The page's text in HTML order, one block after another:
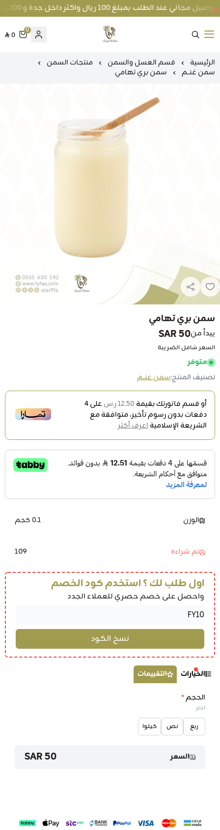
توصيل مجاني عند الطلب بمبلغ 100 ريال واكثر داخل جدة و 200 ريال واكثر برا جدة
متجر عطارة فيفا
0
0
الرئيسية قسم العسل والسمن
منتجات السمن
سمن غنــم
سمن بري تهامي
سمن بري تهامي
يبدأ من50 SAR
السعر شامل الضريبة
متوفر
تصنيف المنتج:سمن غنــم
أو قسم فاتورتك بقيمة 12.50 ر.س على4
دفعات بدون رسوم تأخير، متوافقة مع
الشريعة الإسلاميةاعرف أكثر
الوزن 0.1 كجم
تم شراءه 109
اول طلب لك ؟ استخدم كود الخصم
واحصل على خصم حصري للعملاء الجدد
الخيارات التقييمات
الحجم*
اختر
ربع نص كيلوا
السعر 50 SAR